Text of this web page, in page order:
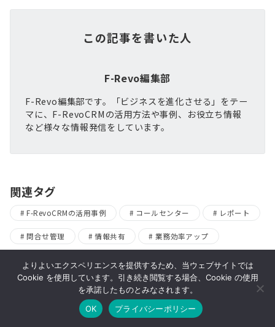
この記事を書いた人
F-Revo編集部
F-Revo編集部です。「ビジネスを進化させる」をテー
マに、F-RevoCRMの活用方法や事例、お役立ち情報
など様々な情報発信をしています。
関連タグ
F-RevoCRMの活用事例 コールセンター レポート
問合せ管理 情報共有 業務効率アップ
投
前のページ
膨大な顧客データを分析！F-RevoCRMでマ
ーケティングを最大化する方法
よりよいエクスペリエンスを提供するため、当ウェブサイトでは
Cookie を使用しています。引き続き閲覧する場合、Cookie の使用
を承諾したものとみなされます。
OK
プライバシーポリシー